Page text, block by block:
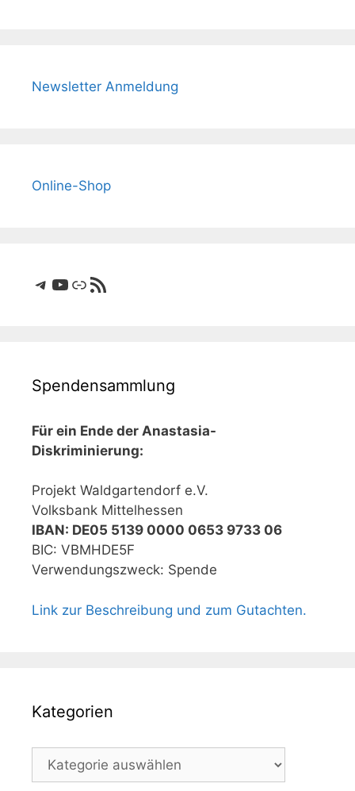
Newsletter Anmeldung
Online-Shop
Telegram
YouTube
LinkRSS-Feed
Spendensammlung
Für ein Ende der Anastasia-
Diskriminierung:
Projekt Waldgartendorf e.V.
Volksbank Mittelhessen
IBAN: DE05 5139 0000 0653 9733 06
BIC: VBMHDE5F
Verwendungszweck: Spende
Link zur Beschreibung und zum Gutachten.
Kategorien
Kategorien